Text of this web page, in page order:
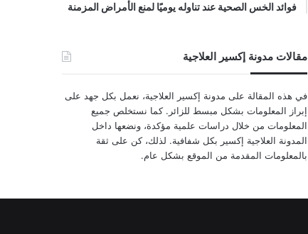
فوائد الخس الصحية عند تناوله يوميًا لمنع الأمراض المزمنة
مقالات مدونة إكسير العلاجية
في هذه المقالة على مدونة إكسير العلاجية، نعمل بكل جهد على
إبراز المعلومات بشكل مبسط للزائر. كما نستخلص جميع
المعلومات من خلال دراسات علمية مؤكدة، ونضعها داخل
المدونة العلاجية إكسير بكل شفافية. لذلك، كن على ثقة
بالمعلومات المقدمة من الموقع بشكل عام.